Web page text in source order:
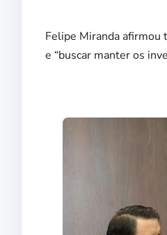
Felipe Miranda afirmou
e “buscar manter os